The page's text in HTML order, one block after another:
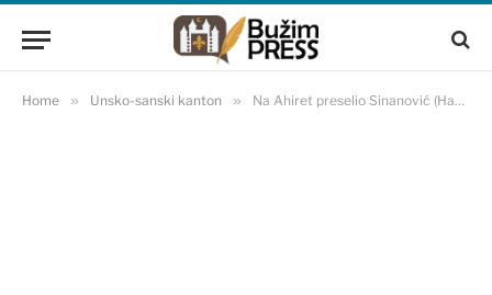
Home » Unsko-sanski kanton » Na Ahiret preselio Sinanović (Hamdija) Emsud